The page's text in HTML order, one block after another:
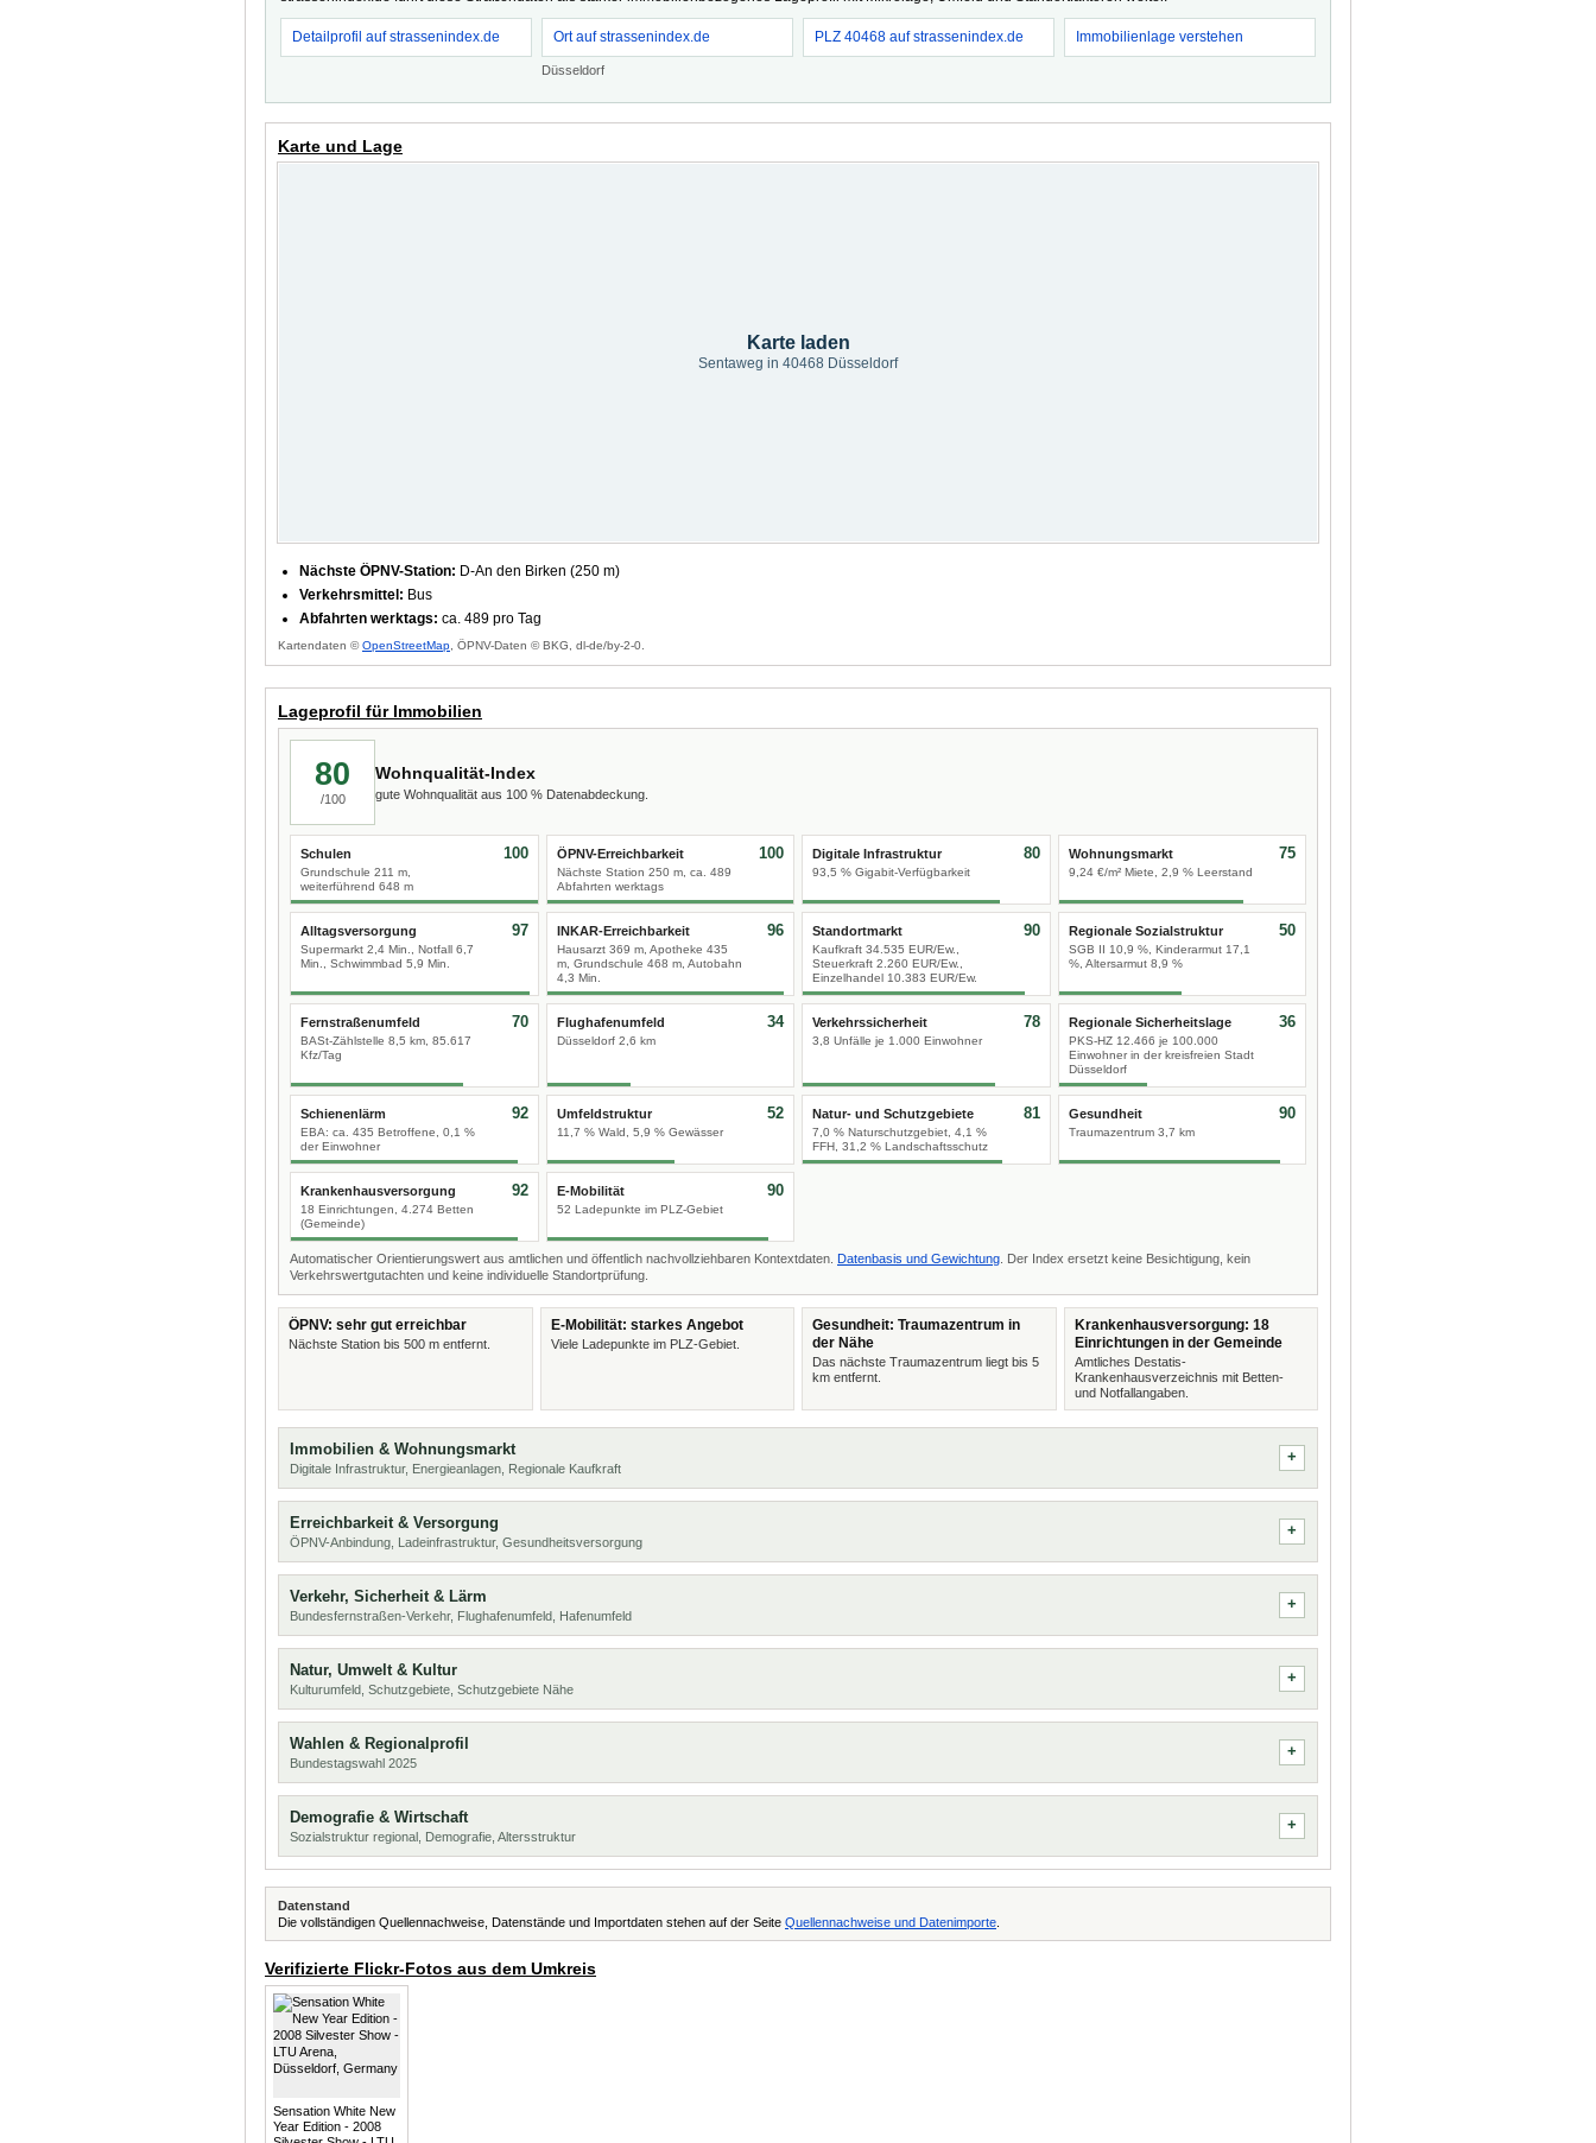
Detailprofil auf strassenindex.de Ort auf strassenindex.de
Düsseldorf
PLZ 40468 auf strassenindex.de Immobilienlage verstehen
Karte und Lage
Karte laden
Sentaweg in 40468 Düsseldorf
Nächste ÖPNV-Station: D-An den Birken (250 m)
Verkehrsmittel: Bus
Abfahrten werktags: ca. 489 pro Tag
Kartendaten ©OpenStreetMap , ÖPNV-Daten © BKG, dl-de/by-2-0.
Lageprofil für Immobilien
80
/100
Wohnqualität-Index
gute Wohnqualität aus 100 % Datenabdeckung.
Schulen
Grundschule 211 m,
weiterführend 648 m
100 ÖPNV-Erreichbarkeit
Nächste Station 250 m, ca. 489
Abfahrten werktags
100 Digitale Infrastruktur
93,5 % Gigabit-Verfügbarkeit
80 Wohnungsmarkt
9,24 €/m² Miete, 2,9 % Leerstand
75
Alltagsversorgung
Supermarkt 2,4 Min., Notfall 6,7
Min., Schwimmbad 5,9 Min.
97 INKAR-Erreichbarkeit
Hausarzt 369 m, Apotheke 435
m, Grundschule 468 m, Autobahn
4,3 Min.
96 Standortmarkt
Kaufkraft 34.535 EUR/Ew.,
Steuerkraft 2.260 EUR/Ew.,
Einzelhandel 10.383 EUR/Ew.
90 Regionale Sozialstruktur
SGB II 10,9 %, Kinderarmut 17,1
%, Altersarmut 8,9 %
50
Fernstraßenumfeld
BASt-Zählstelle 8,5 km, 85.617
Kfz/Tag
70 Flughafenumfeld
Düsseldorf 2,6 km
34 Verkehrssicherheit
3,8 Unfälle je 1.000 Einwohner
78 Regionale Sicherheitslage
PKS-HZ 12.466 je 100.000
Einwohner in der kreisfreien Stadt
Düsseldorf
36
Schienenlärm
EBA: ca. 435 Betroffene, 0,1 %
der Einwohner
92 Umfeldstruktur
11,7 % Wald, 5,9 % Gewässer
52 Natur- und Schutzgebiete
7,0 % Naturschutzgebiet, 4,1 %
FFH, 31,2 % Landschaftsschutz
81 Gesundheit
Traumazentrum 3,7 km
90
Krankenhausversorgung
18 Einrichtungen, 4.274 Betten
(Gemeinde)
92 E-Mobilität
52 Ladepunkte im PLZ-Gebiet
90
Automatischer Orientierungswert aus amtlichen und öffentlich nachvollziehbaren Kontextdaten. Datenbasis und Gewichtung . Der Index ersetzt keine Besichtigung, kein
Verkehrswertgutachten und keine individuelle Standortprüfung.
ÖPNV: sehr gut erreichbar
Nächste Station bis 500 m entfernt.
E-Mobilität: starkes Angebot
Viele Ladepunkte im PLZ-Gebiet.
Gesundheit: Traumazentrum in
der Nähe
Das nächste Traumazentrum liegt bis 5
km entfernt.
Krankenhausversorgung: 18
Einrichtungen in der Gemeinde
Amtliches Destatis-
Krankenhausverzeichnis mit Betten-
und Notfallangaben.
Immobilien & Wohnungsmarkt
Digitale Infrastruktur, Energieanlagen, Regionale Kaufkraft
Erreichbarkeit & Versorgung
ÖPNV-Anbindung, Ladeinfrastruktur, Gesundheitsversorgung
Verkehr, Sicherheit & Lärm
Bundesfernstraßen-Verkehr, Flughafenumfeld, Hafenumfeld
Natur, Umwelt & Kultur
Kulturumfeld, Schutzgebiete, Schutzgebiete Nähe
Wahlen & Regionalprofil
Bundestagswahl 2025
Demografie & Wirtschaft
Sozialstruktur regional, Demografie, Altersstruktur
Datenstand
Die vollständigen Quellennachweise, Datenstände und Importdaten stehen auf der Seite Quellennachweise und Datenimporte
Verifizierte Flickr-Fotos aus dem Umkreis
Sensation White New
Year Edition - 2008